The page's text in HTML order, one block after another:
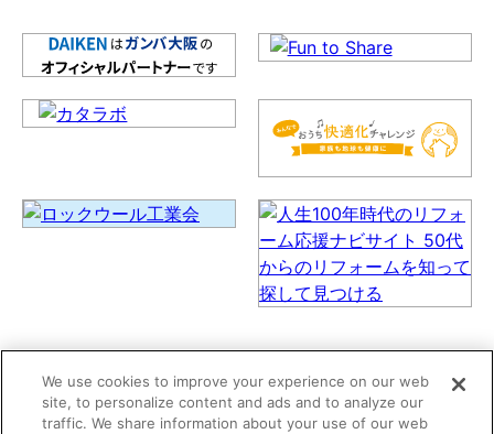
We use cookies to improve your experience on our web
site, to personalize content and ads and to analyze our
traffic. We share information about your use of our web